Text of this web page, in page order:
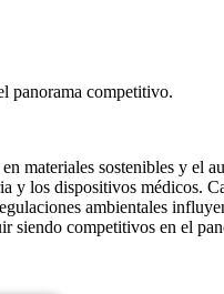
panorama competitivo.
materiales sostenibles y el
y los dispositivos médicos.
ambientales
siendo competitivos en el